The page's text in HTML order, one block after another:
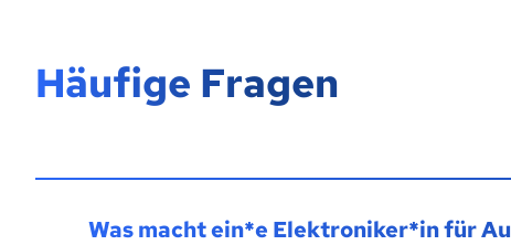
Häufige Fragen
Was macht ein*e Elektroniker*in für